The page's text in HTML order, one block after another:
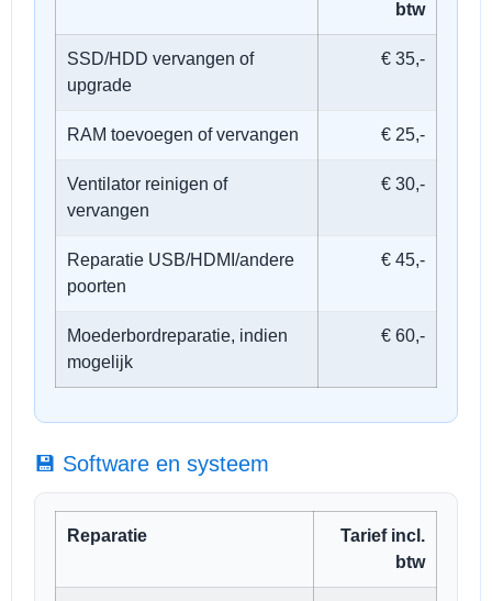
btw
SSD/HDD vervangen of
upgrade
€ 35,-
RAM toevoegen of vervangen € 25,-
Ventilator reinigen of
vervangen
€ 30,-
Reparatie USB/HDMI/andere
poorten
€ 45,-
Moederbordreparatie, indien
mogelijk
€ 60,-
💾 Software en systeem
Reparatie
Tarief incl.
btw